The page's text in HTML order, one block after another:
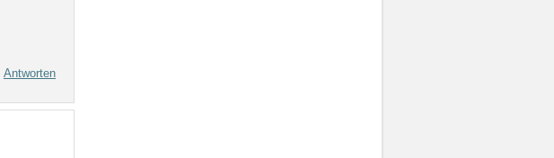
Antworten